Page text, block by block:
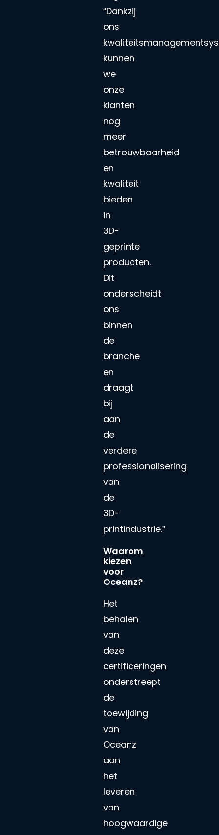
“Dankzij
ons
kunnen
we
onze
klanten
nog
meer
betrouwbaarheid
en
kwaliteit
bieden
in
3D-
geprinte
producten.
Dit
onderscheidt
ons
binnen
de
branche
en
draagt
bij
aan
de
verdere
professionalisering
van
de
3D-
printindustrie.”
Waarom
kiezen
voor
Oceanz?
Het
behalen
van
deze
certificeringen
onderstreept
de
toewijding
van
Oceanz
aan
het
leveren
van
hoogwaardige